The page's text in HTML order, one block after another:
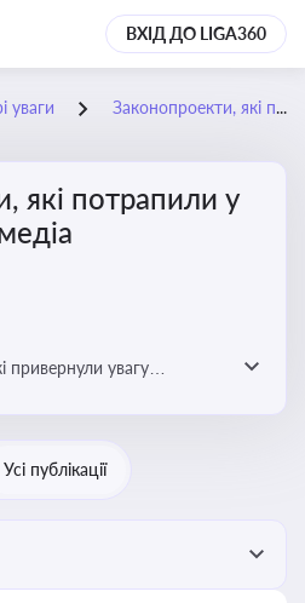
ВХІД ДО LIGA360
уваги Законопроекти, які потрапили у поле інтересу медіа
які потрапили у
привернули увагу
проекти
Усі публікації